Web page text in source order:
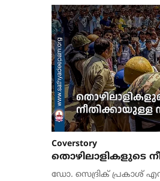
Coverstory
തൊഴിലാളികളുടെ
ഡോ. സെദ്രിക് പ്രകാശ്